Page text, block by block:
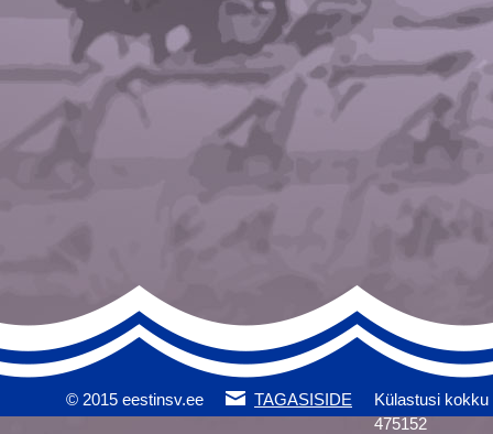
© 2015 eestinsv.ee TAGASISIDE
Külastusi kokku
475152